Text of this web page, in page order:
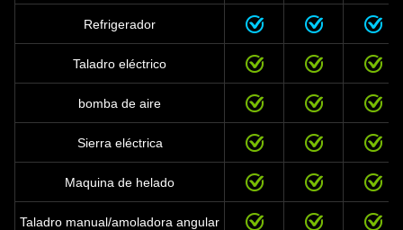
Refrigerador
Taladro eléctrico
bomba de aire
Sierra eléctrica
Maquina de helado
Taladro manual/amoladora angular